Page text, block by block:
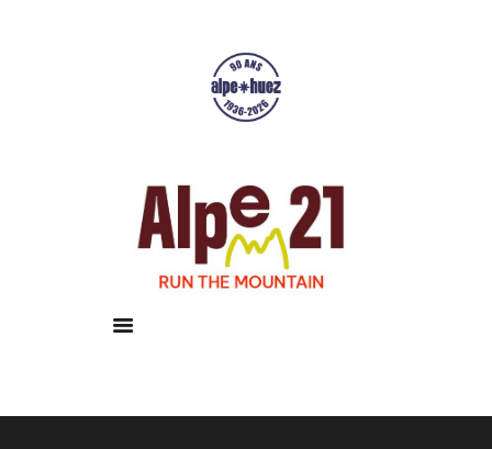
Résultats
Galerie
Infos pratiques